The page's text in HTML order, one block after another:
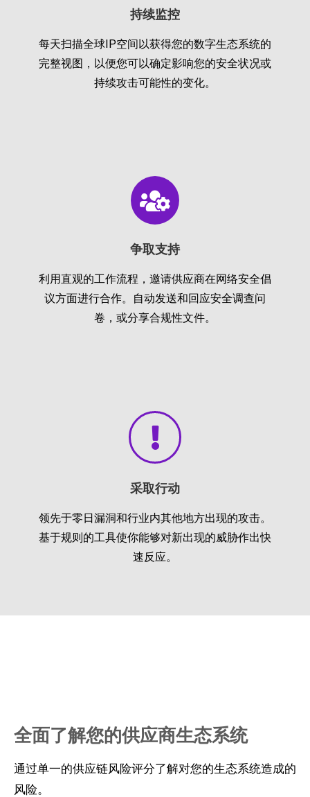
持续监控
每天扫描全球IP空间以获得您的数字生态系统的
完整视图，以便您可以确定影响您的安全状况或
持续攻击可能性的变化。
争取支持
利用直观的工作流程，邀请供应商在网络安全倡
议方面进行合作。自动发送和回应安全调查问
卷，或分享合规性文件。
采取行动
领先于零日漏洞和行业内其他地方出现的攻击。
基于规则的工具使你能够对新出现的威胁作出快
速反应。
全面了解您的供应商生态系统
通过单一的供应链风险评分了解对您的生态系统造成的
风险。